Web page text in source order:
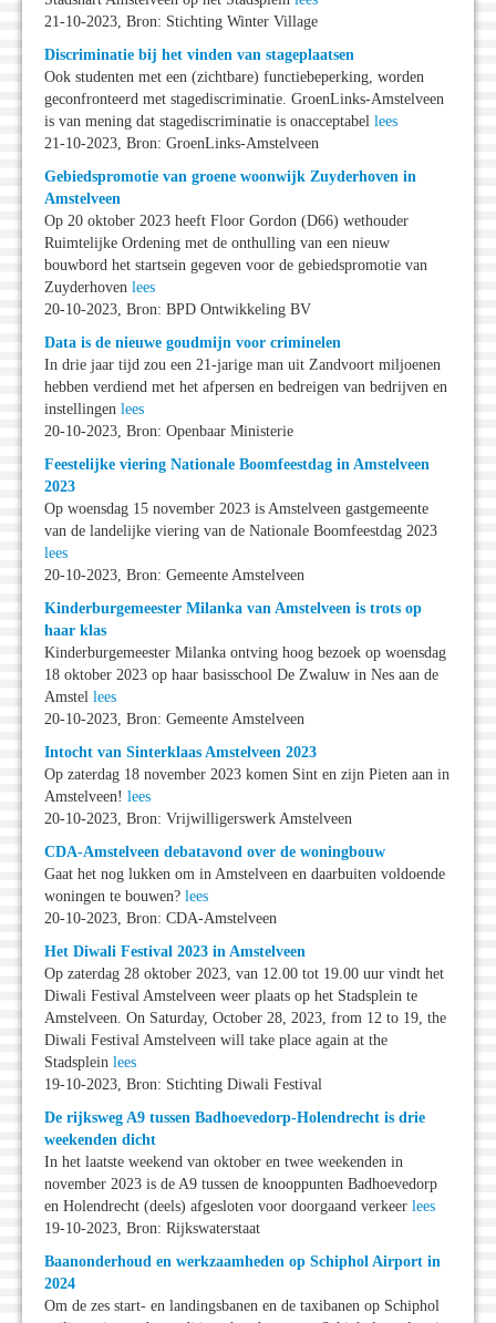
21-10-2023, Bron: Stichting Winter Village
Discriminatie bij het vinden van stageplaatsen
Ook studenten met een (zichtbare) functiebeperking, worden
geconfronteerd met stagediscriminatie. GroenLinks-Amstelveen
is van mening dat stagediscriminatie is onacceptabel lees
21-10-2023, Bron: GroenLinks-Amstelveen
Gebiedspromotie van groene woonwijk Zuyderhoven in
Amstelveen
Op 20 oktober 2023 heeft Floor Gordon (D66) wethouder
Ruimtelijke Ordening met de onthulling van een nieuw
bouwbord het startsein gegeven voor de gebiedspromotie van
Zuyderhoven lees
20-10-2023, Bron: BPD Ontwikkeling BV
Data is de nieuwe goudmijn voor criminelen
In drie jaar tijd zou een 21-jarige man uit Zandvoort miljoenen
hebben verdiend met het afpersen en bedreigen van bedrijven en
instellingen lees
20-10-2023, Bron: Openbaar Ministerie
Feestelijke viering Nationale Boomfeestdag in Amstelveen
2023
Op woensdag 15 november 2023 is Amstelveen gastgemeente
van de landelijke viering van de Nationale Boomfeestdag 2023
lees
20-10-2023, Bron: Gemeente Amstelveen
Kinderburgemeester Milanka van Amstelveen is trots op
haar klas
Kinderburgemeester Milanka ontving hoog bezoek op woensdag
18 oktober 2023 op haar basisschool De Zwaluw in Nes aan de
Amstel lees
20-10-2023, Bron: Gemeente Amstelveen
Intocht van Sinterklaas Amstelveen 2023
Op zaterdag 18 november 2023 komen Sint en zijn Pieten aan in
Amstelveen! lees
20-10-2023, Bron: Vrijwilligerswerk Amstelveen
CDA-Amstelveen debatavond over de woningbouw
Gaat het nog lukken om in Amstelveen en daarbuiten voldoende
woningen te bouwen? lees
20-10-2023, Bron: CDA-Amstelveen
Het Diwali Festival 2023 in Amstelveen
Op zaterdag 28 oktober 2023, van 12.00 tot 19.00 uur vindt het
Diwali Festival Amstelveen weer plaats op het Stadsplein te
Amstelveen. On Saturday, October 28, 2023, from 12 to 19, the
Diwali Festival Amstelveen will take place again at the
Stadsplein lees
19-10-2023, Bron: Stichting Diwali Festival
De rijksweg A9 tussen Badhoevedorp-Holendrecht is drie
weekenden dicht
In het laatste weekend van oktober en twee weekenden in
november 2023 is de A9 tussen de knooppunten Badhoevedorp
en Holendrecht (deels) afgesloten voor doorgaand verkeer lees
19-10-2023, Bron: Rijkswaterstaat
Baanonderhoud en werkzaamheden op Schiphol Airport in
2024
Om de zes start- en landingsbanen en de taxibanen op Schiphol